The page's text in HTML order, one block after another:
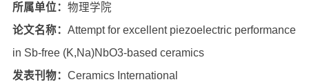
所属单位： 物理学院
论文名称： Attempt for excellent piezoelectric performance
in Sb-free (K,Na)NbO3-based ceramics
发表刊物： Ceramics International